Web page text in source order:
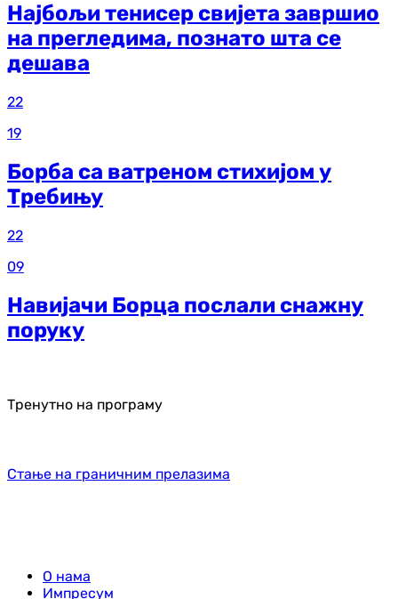
Најбољи тенисер свијета завршио
на прегледима, познато шта се
дешава
22
19
Борба са ватреном стихијом у
Требињу
22
09
Навијачи Борца послали снажну
поруку
Тренутно на програму
Стање на граничним прелазима
О нама
Импресум